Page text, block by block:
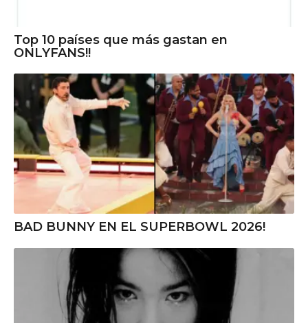
Top 10 países que más gastan en
ONLYFANS!!
BAD BUNNY EN EL SUPERBOWL 2026!